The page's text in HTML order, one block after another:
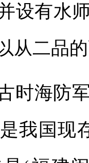
设有水
从二品
时海防
我国现